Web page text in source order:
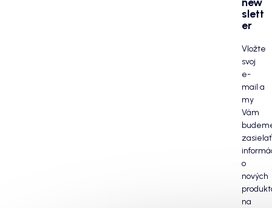
slett
er
Vložte
svoj
e-
mail a
my
Vám
zasielať
o
nových
na